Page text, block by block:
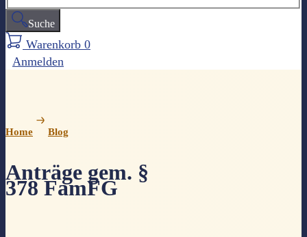
Suche
Warenkorb 0
Anmelden
Home Blog
Anträge gem. §
378 FamFG